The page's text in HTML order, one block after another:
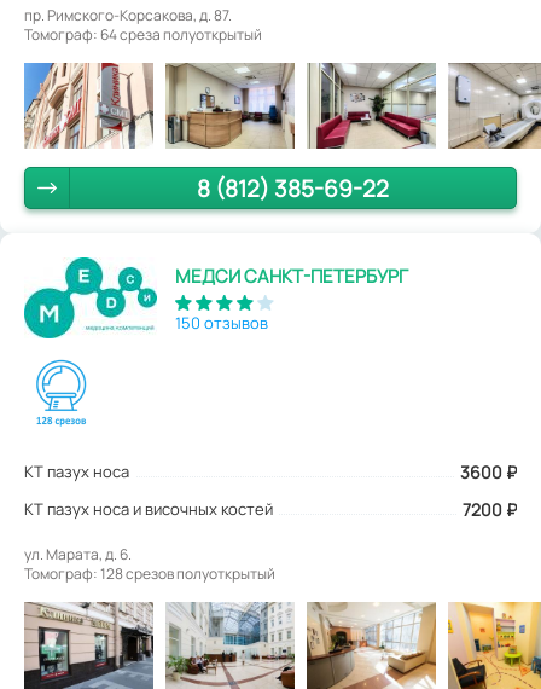
пр. Римского-Корсакова, д. 87.
Томограф: 64 среза полуоткрытый
8 (812) 385-69-22
МЕДСИ САНКТ-ПЕТЕРБУРГ
150 отзывов
КТ пазух носа 3600 ₽
КТ пазух носа и височных костей 7200 ₽
ул. Марата, д. 6.
Томограф: 128 срезов полуоткрытый